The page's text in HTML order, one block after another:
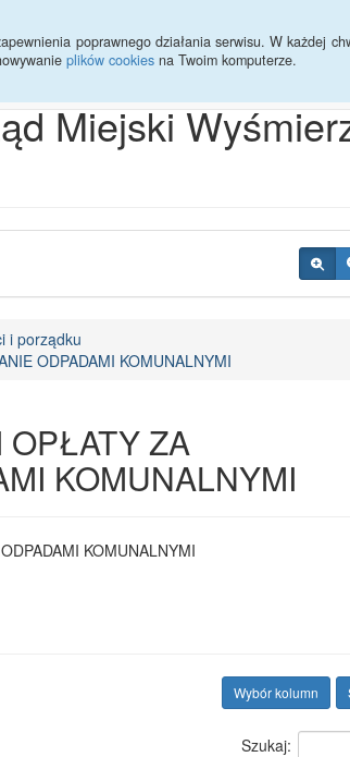
poprawnego działania serwisu. W każdej
plików cookies na Twoim komputerze.
Przycisk wyszukaj
Miejski
i porządku
ODPADAMI KOMUNALNYMI
OPŁATY ZA
KOMUNALNYMI
KOMUNALNYMI
Wybór kolumn
Szukaj: